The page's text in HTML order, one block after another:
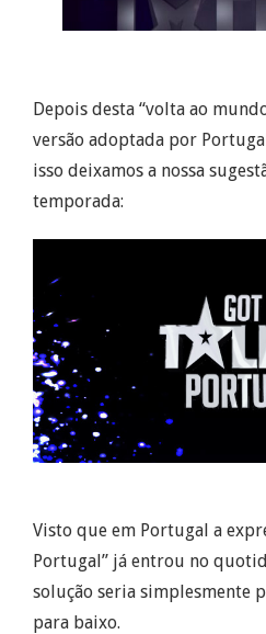
Depois desta “volta ao
versão adoptada por
isso deixamos a nossa
temporada:
Visto que em Portugal a
Portugal” já entrou no
solução seria simplesmente
para baixo.